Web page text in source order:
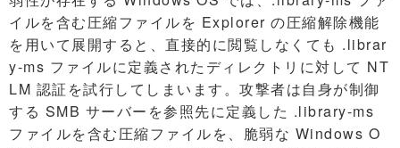
イルを含む圧縮ファイルを Explorer の圧縮解除機能
を用いて展開すると、直接的に閲覧しなくても .librar
y-ms ファイルに定義されたディレクトリに対して NT
LM 認証を試行してしまいます。攻撃者は自身が制御
する SMB サーバーを参照先に定義した .library-ms
ファイルを含む圧縮ファイルを、脆弱な Windows O